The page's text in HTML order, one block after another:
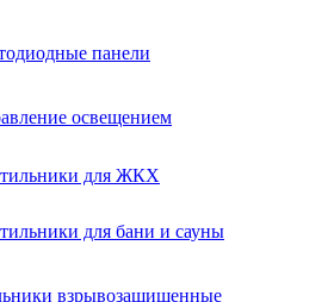
панели
освещением
для ЖКХ
для бани и сауны
взрывозащищенные